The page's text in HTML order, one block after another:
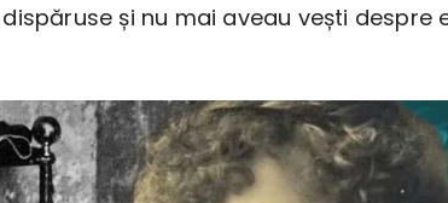
și nu mai aveau vești despre